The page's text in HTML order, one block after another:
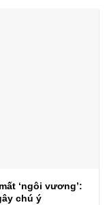
‘ngôi vương’:
chú ý